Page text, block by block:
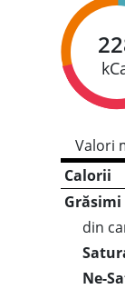
Valori
Calorii
Grăsimi
din
Ne-